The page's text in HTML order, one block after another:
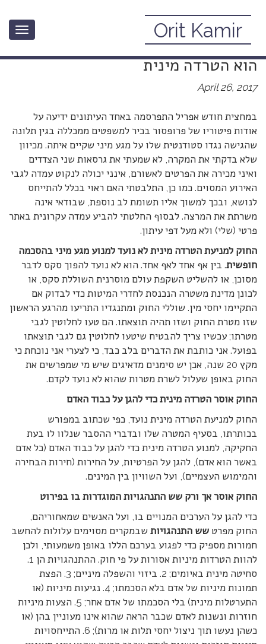
Toggle
Orit Kamir
לא כל סקס של מרצה עם סטודנטית
הוא הטרדה מינית
April 26, 2017
במחצית חודש אפריל התפרסמה באחד העיתונים ידיעה על
אודות פיטוריו של פרופסור בכיר למשפטים ממכללה בגין תלונה
שהגישה נגדו סטודנטית שלו על מגע מיני שקיים איתה. מכיוון
שלא בדקתי את המקרה, לא שמעתי את גרסאות שני הצדדים
ואיני מכירה את הפרטים לאשורם, אינני יכולה לנקוט עמדה לגבי
האירוע המסוים. כמו כן, התלבטתי האם ראוי בכלל להתייחס
לנושא, ובכך למשוך אליו תשומת לב נוספת, שבודאי אינה
משרתת את המרצה. לבסוף החלטתי להביע עמדה עקרונית באתר
פרטי (שלי) ולא מעל דפי עיתון.
החוק למניעת הטרדה מינית לא נועד למנוע מגע מיני בהסכמה
חופשית. בין אף אחד לאף אחד. הוא לא נועד להפוך סקס לדבר
מסוכן, או להשליט השקפת עולם מוסרנית השוללת סקס, או
לכונן מדינת משטרה הנכנסת לחדרי המיטות כדי לבדוק אם
התקיימו יחסי מין. שוללי החוק ומתנגדיו התריעו מהרגע הראשון
שזו מטרת החוק ושזו תהיה תוצאתו. הם טעו לחלוטין לגבי
מטרתו; עכשיו צריך להבטיח שיטעו לחלוטין גם לגבי תוצאתו
בפועל. אני כותבת את הדברים בלב כבד, כי לצערי אני נוכחת כי
מקץ 20 שנה, אכן יש סימנים מדאיגים שיש מי שמפרשים את
החוק באופן שעלול לשרת מטרות שהוא לא נועד לקדם.
החוק אוסר הטרדה מינית כדי להגן על כבוד האדם
החוק למניעת הטרדה מינית נועד, כפי שכתוב במפורש
בכותרתו, בסעיף המטרה שלו ובדברי ההסבר שנלוו לו בעת
החקיקה, למנוע הטרדה מינית כדי להגן על כבוד האדם (כל אדם
באשר הוא אדם), להגן על הפרטיות, על החירות (חירות הבחירה
והמימוש העצמיים), ועל השוויון בין המינים.
החוק אוסר אך ורק שש התנהגויות המוגדרות בו בפירוט
כדי להגן על הערכים המנויים בו, ועל האנשים שמאחוריהם,
החוק מפרט שש התנהגויות שבמקרים מסוימים עלולות להחשב
חמורות מספיק כדי לפגוע בערכם הללו באופן משמעותי, ולכן
להוות הטרדות מיניות אסורות על פי חוק. ההתנהגויות הן 1.
סחיטה מינית באיומים; 2. ביזוי והשפלה מיניים; 3. הפצת
תמונות מיניות של אדם בלא הסכמתו; 4. נגיעות מיניות (או
התערטלות מינית) בלי הסכמתו של אדם אחר; 5. הצעות מיניות
חוזרות ונשנות לאדם שכבר הראה שהוא אינו מעוניין בהן (או
כשהן נעשו תוך ניצול יחסי תלות או מרות); 6. התייחסויות